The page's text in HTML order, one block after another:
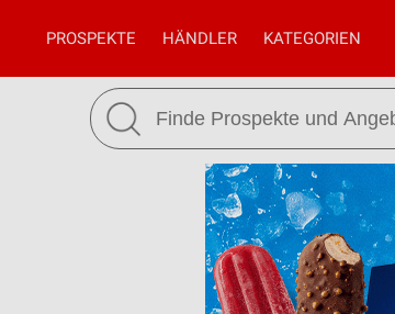
PROSPEKTE HÄNDLER KATEGORIEN